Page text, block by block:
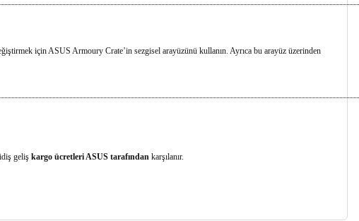
için ASUS Armoury Crate’in sezgisel arayüzünü kullanın. Ayrıca bu arayüz üzerinden
geliş kargo ücretleri ASUS tarafından karşılanır.